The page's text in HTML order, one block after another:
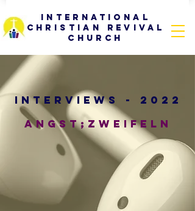
International
Christian Revival
Church
INTERVIEWS - 2022
ANGST;ZWEIFELN